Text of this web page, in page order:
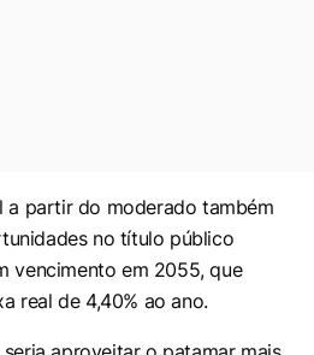
a partir do moderado também
no título público
vencimento em 2055, que
real de 4,40% ao ano.